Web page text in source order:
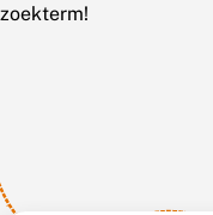
zoekterm!